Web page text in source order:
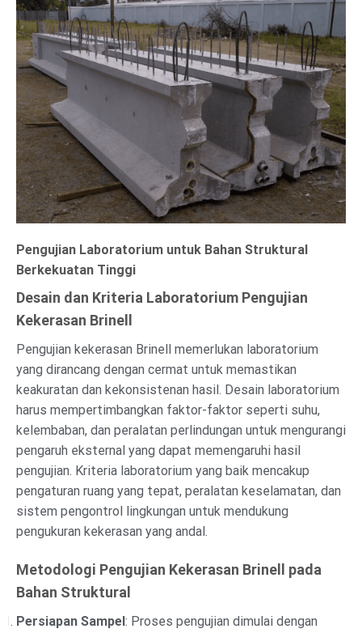
Pengujian Laboratorium untuk Bahan Struktural
Berkekuatan Tinggi
Desain dan Kriteria Laboratorium Pengujian
Kekerasan Brinell
Pengujian kekerasan Brinell memerlukan laboratorium
yang dirancang dengan cermat untuk memastikan
keakuratan dan kekonsistenan hasil. Desain laboratorium
harus mempertimbangkan faktor-faktor seperti suhu,
kelembaban, dan peralatan perlindungan untuk mengurangi
pengaruh eksternal yang dapat memengaruhi hasil
pengujian. Kriteria laboratorium yang baik mencakup
pengaturan ruang yang tepat, peralatan keselamatan, dan
sistem pengontrol lingkungan untuk mendukung
pengukuran kekerasan yang andal.
Metodologi Pengujian Kekerasan Brinell pada
Bahan Struktural
Persiapan Sampel: Proses pengujian dimulai dengan